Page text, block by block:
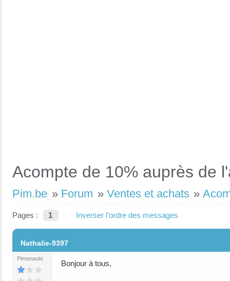
Acompte de 10% auprès de
Pim.be » Forum » Ventes et achats »
Pages : 1 Inverser l'ordre des messages
Nathalie-9397
Pimonaute
Bonjour à tous,